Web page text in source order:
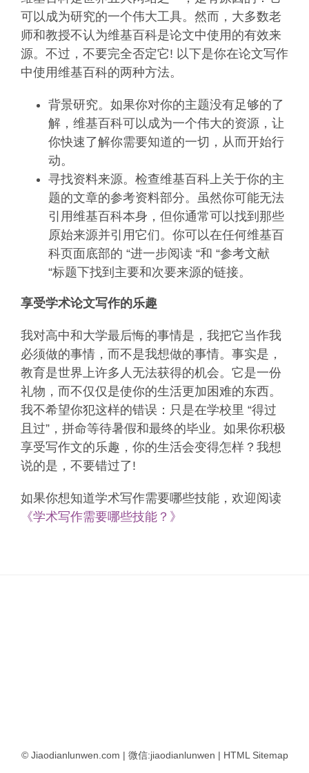
可以成为研究的一个伟大工具。然而，大多数老
师和教授不认为维基百科是论文中使用的有效来
源。不过，不要完全否定它! 以下是你在论文写作
中使用维基百科的两种方法。
背景研究。如果你对你的主题没有足够的了
解，维基百科可以成为一个伟大的资源，让
你快速了解你需要知道的一切，从而开始行
动。
寻找资料来源。检查维基百科上关于你的主
题的文章的参考资料部分。虽然你可能无法
引用维基百科本身，但你通常可以找到那些
原始来源并引用它们。你可以在任何维基百
科页面底部的 “进一步阅读 “和 “参考文献
“标题下找到主要和次要来源的链接。
享受学术论文写作的乐趣
我对高中和大学最后悔的事情是，我把它当作我
必须做的事情，而不是我想做的事情。事实是，
教育是世界上许多人无法获得的机会。它是一份
礼物，而不仅仅是使你的生活更加困难的东西。
我不希望你犯这样的错误：只是在学校里 “得过
且过”，拼命等待暑假和最终的毕业。如果你积极
享受写作文的乐趣，你的生活会变得怎样？我想
说的是，不要错过了!
如果你想知道学术写作需要哪些技能，欢迎阅读
《学术写作需要哪些技能？》
© Jiaodianlunwen.com | 微信:jiaodianlunwen | HTML Sitemap